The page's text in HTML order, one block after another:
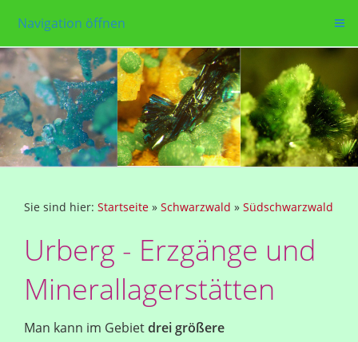
Navigation öffnen
Sie sind hier: Startseite » Schwarzwald » Südschwarzwald
Urberg - Erzgänge und
Minerallagerstätten
Man kann im Gebietdrei größere